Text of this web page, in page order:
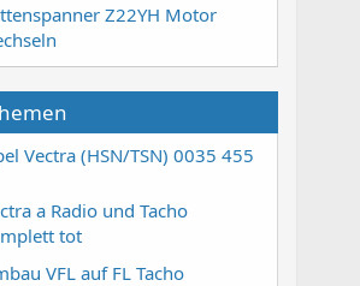
Z22YH Motor
Vectra (HSN/TSN) 0035 455
a Radio und Tacho
tot
VFL auf FL Tacho